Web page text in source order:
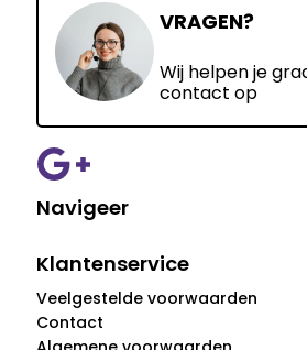
VRAGEN?
Wij helpen je
contact op
Navigeer
Klantenservice
Veelgestelde voorwaarden
Contact